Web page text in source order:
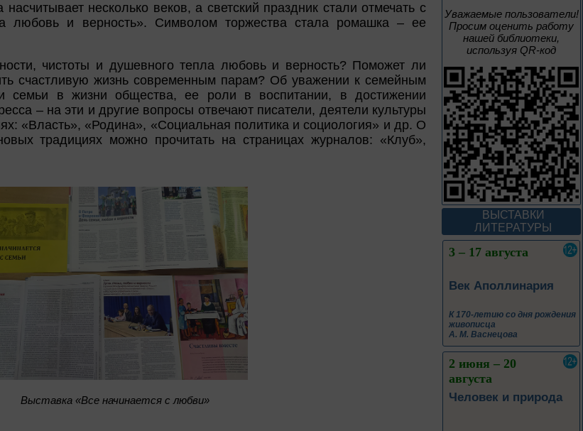
насчитывает несколько веков, а светский праздник стали отмечать с
любовь и верность». Символом торжества стала ромашка – ее
чистоты и душевного тепла любовь и верность? Поможет ли
счастливую жизнь современным парам? Об уважении к семейным
семьи в жизни общества, ее роли в воспитании, в достижении
– на эти и другие вопросы отвечают писатели, деятели культуры
«Власть», «Родина», «Социальная политика и социология» и др. О
традициях можно прочитать на страницах журналов: «Клуб»,
Bыставка «Все начинается с любви»
Уважаемые пользователи!
Просим оценить работу
нашей библиотеки,
используя QR-код
ВЫСТАВКИ
ЛИТЕРАТУРЫ
4 – 14 августа
В борьбе против
вместе
Великая Победа народов
многонациональной страны
3 – 17 августа
Век Аполлинария
К 170-летию со дня рождения
живописца
А. М. Васнецова
2 июня – 20
Человек и природа
10 – 24 августа
Мгновения